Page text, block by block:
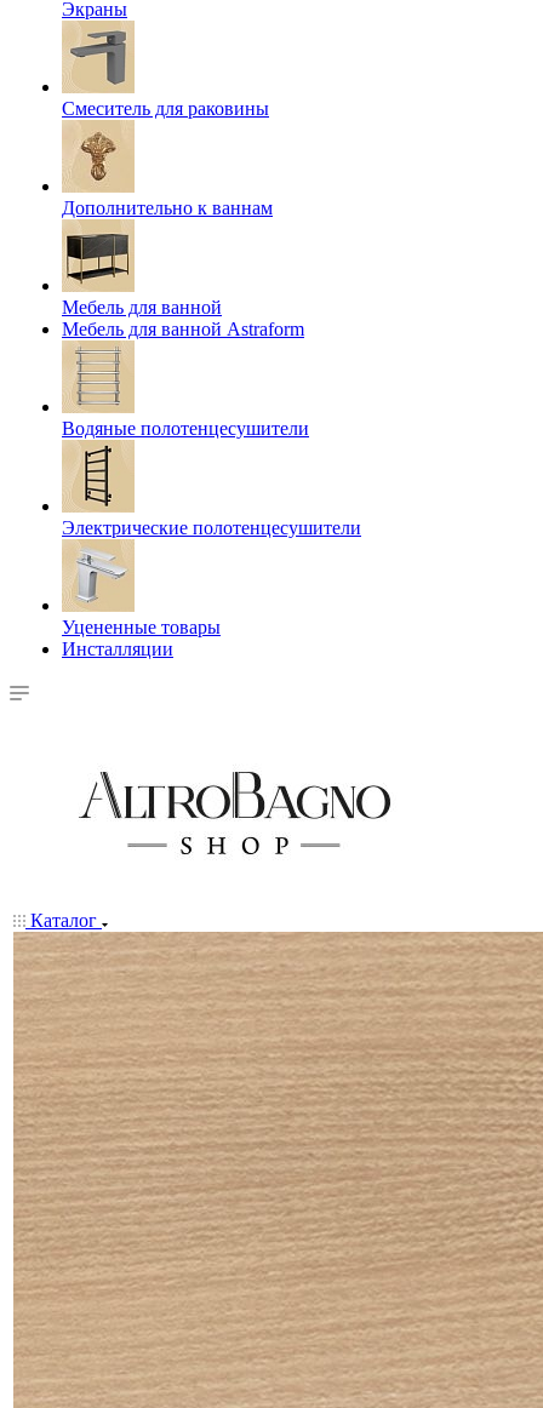
Экраны
Смеситель для раковины
Дополнительно к ваннам
Мебель для ванной
Мебель для ванной Astraform
Водяные полотенцесушители
Электрические полотенцесушители
Уцененные товары
Инсталляции
Каталог